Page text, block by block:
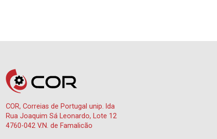
COR, Correias de Portugal unip. lda
Rua Joaquim Sá Leonardo, Lote 12
4760-042 V.N. de Famalicão